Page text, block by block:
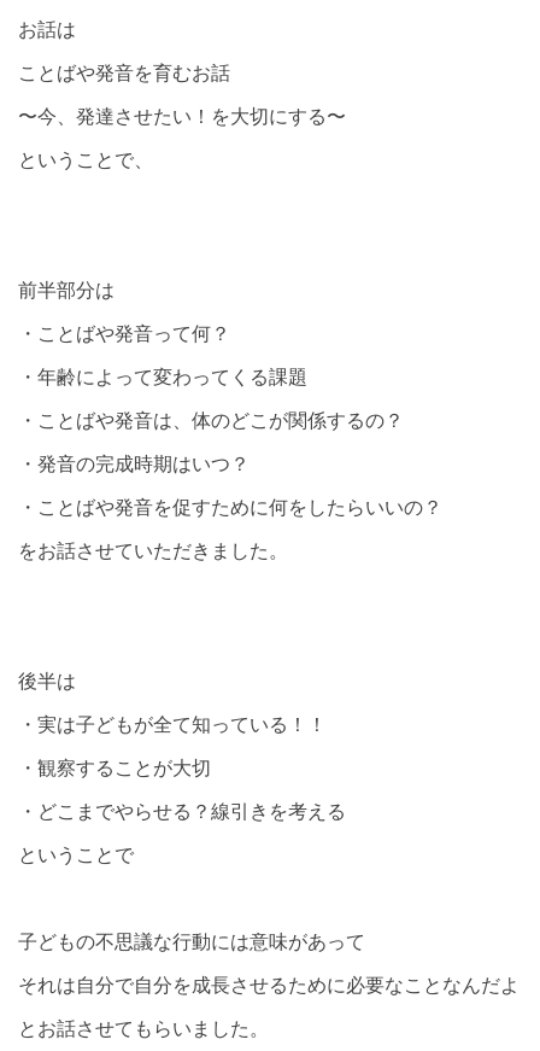
お話は
ことばや発音を育むお話
〜今、発達させたい！を大切にする〜
ということで、
前半部分は
・ことばや発音って何？
・年齢によって変わってくる課題
・ことばや発音は、体のどこが関係するの？
・発音の完成時期はいつ？
・ことばや発音を促すために何をしたらいいの？
をお話させていただきました。
後半は
・実は子どもが全て知っている！！
・観察することが大切
・どこまでやらせる？線引きを考える
ということで
子どもの不思議な行動には意味があって
それは自分で自分を成長させるために必要なことなんだよ
とお話させてもらいました。